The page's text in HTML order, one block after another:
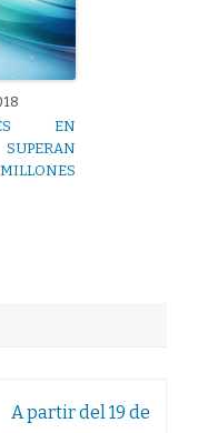
EN
A partir del 19 de